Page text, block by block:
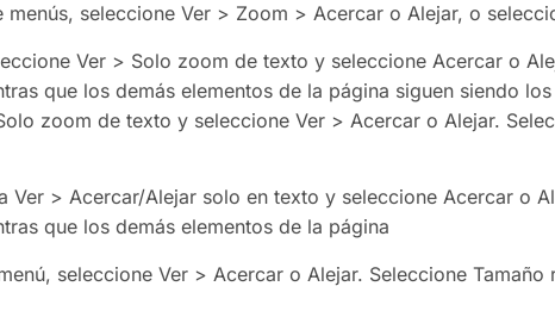
menús, seleccione Ver > Zoom > Acercar o Alejar, o
Ver > Solo zoom de texto y seleccione Acercar o
que los demás elementos de la página siguen siendo
zoom de texto y seleccione Ver > Acercar o Alejar.
Ver > Acercar/Alejar solo en texto y seleccione Acercar o
que los demás elementos de la página
seleccione Ver > Acercar o Alejar. Seleccione